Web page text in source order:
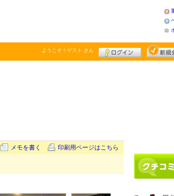
ようこそ！ ゲスト さん
メモを書く 印刷用ページはこちら